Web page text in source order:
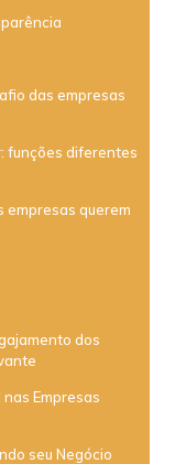
das empresas
funções diferentes
empresas querem
dos
Empresas
seu Negócio